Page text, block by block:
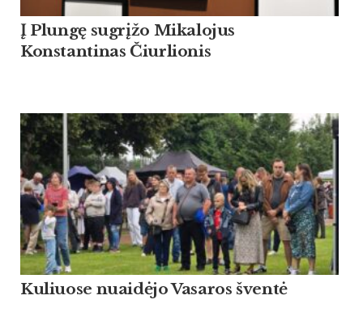
Į Plungę sugrįžo Mikalojus
Konstantinas Čiurlionis
Kuliuose nuaidėjo Vasaros šventė